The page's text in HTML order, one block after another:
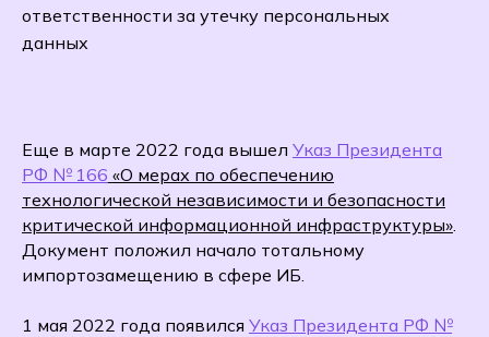
ответственности за утечку персональных
данных
Еще в марте 2022 года вышел Указ Президента
РФ № 166 «О мерах по обеспечению
технологической независимости и безопасности
критической информационной инфраструктуры».
Документ положил начало тотальному
импортозамещению в сфере ИБ.
1 мая 2022 года появился Указ Президента РФ №